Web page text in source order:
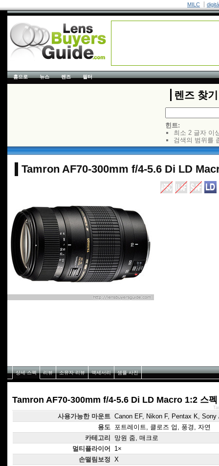
MILC
홈으로 뉴스 렌즈 필터
렌즈 찾기
힌트:
최소 2 글자 이
검색의 범위를
Tamron AF70-300mm f/4-5.6 Di LD
상세 스펙 리뷰 소유자 리뷰 액세서리 샘플 사진
Tamron AF70-300mm f/4-5.6 Di LD Macro 1:2 스펙
사용가능한 마운트 Canon EF, Nikon F, Pentax K, Sony
용도 포트레이트, 클로즈 업, 풍경, 자연
카테고리
망원 줌, 매크로
멀티플라이어
1×
손떨림보정 X